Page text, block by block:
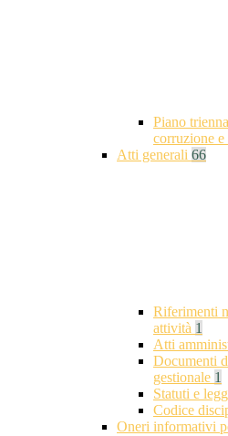
Piano
corruzione
Atti generali 66
Riferimenti
attività 1
Atti
Documenti
gestionale 1
Statuti e
Codice
Oneri informativi